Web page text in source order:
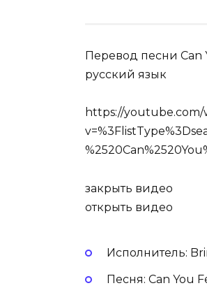
Перевод песни Can
русский язык
https://youtube.com/
закрыть видео
открыть видео
Исполнитель:
Песня: Can You